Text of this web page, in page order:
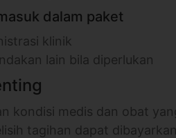
dalam paket
klinik
lain bila diperlukan
kondisi medis dan obat
tagihan dapat